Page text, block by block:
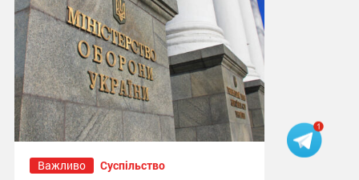
Важливо Суспільство